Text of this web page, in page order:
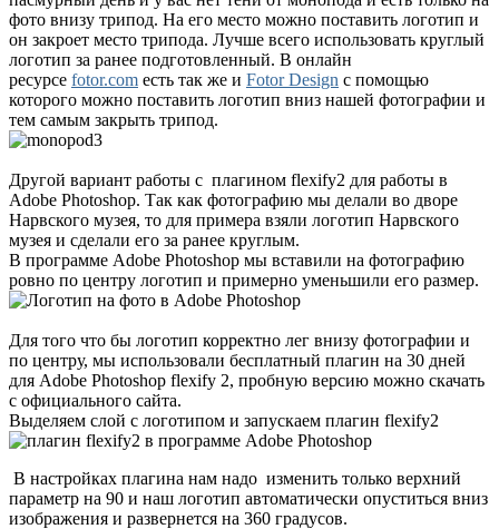
фото внизу трипод. На его место можно поставить логотип и
он закроет место трипода. Лучше всего использовать круглый
логотип за ранее подготовленный. В онлайн
ресурсе fotor.com есть так же и Fotor Design с помощью
которого можно поставить логотип вниз нашей фотографии и
тем самым закрыть трипод.
Другой вариант работы с плагином flexify2 для работы в
Adobe Photoshop. Так как фотографию мы делали во дворе
Нарвского музея, то для примера взяли логотип Нарвского
музея и сделали его за ранее круглым.
В программе Adobe Photoshop мы вставили на фотографию
ровно по центру логотип и примерно уменьшили его размер.
Для того что бы логотип корректно лег внизу фотографии и
по центру, мы использовали бесплатный плагин на 30 дней
для Adobe Photoshop flexify 2, пробную версию можно скачать
с официального сайта.
Выделяем слой с логотипом и запускаем плагин flexify2
В настройках плагина нам надо изменить только верхний
параметр на 90 и наш логотип автоматически опуститься вниз
изображения и развернется на 360 градусов.